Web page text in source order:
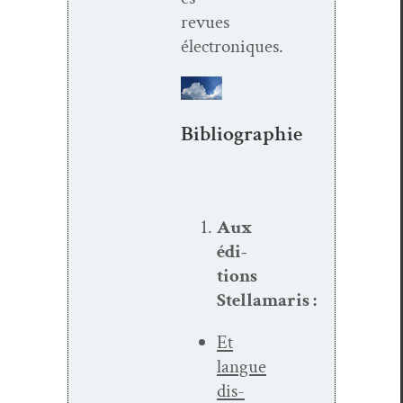
revues
électroniques.
Bibliographie
Aux
édi­
tions
Stellamaris :
Et
langue
dis­